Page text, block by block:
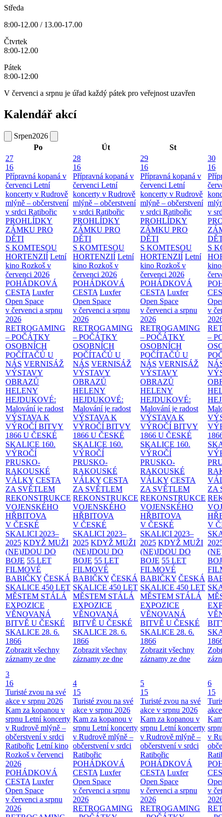
Středa
8:00-12.00 / 13.00-17.00
Čtvrtek
8:00-12.00
Pátek
8:00-12:00
V červenci a srpnu je úřad každý pátek pro veřejnost uzavřen
Kalendář akcí
Srpen2026
Po
Út
St
27
16
Přípravná kopaná v
červenci Letní
koncerty v Rudrově
mlýně – občerstvení
v srdci Ratibořic
PROHLÍDKY
ZÁMKU PRO
DĚTI
S KOMTESOU
HORTENZIÍ Letní
kino Rozkoš v
červenci 2026
POHÁDKOVÁ
CESTA Luxfer
Open Space
v červenci a srpnu
2026
RETROGAMING
– POČÁTKY
OSOBNÍCH
POČÍTAČŮ U
NÁS VERNISÁŽ
VÝSTAVY
OBRAZŮ
HELENY
HEJDUKOVÉ:
Malování je radost
VÝSTAVA K
VÝROČÍ BITVY
1866 U ČESKÉ
SKALICE 160.
VÝROČÍ
PRUSKO-
RAKOUSKÉ
VÁLKY CESTA
ZA SVĚTLEM
REKONSTRUKCE
VOJENSKÉHO
HŘBITOVA
V ČESKÉ
SKALICI 2023–
2025 KDYŽ MUŽI
(NE)JDOU DO
BOJE 55 LET
FILMOVÉ
BABIČKY ČESKÁ
SKALICE 450 LET
MĚSTEM STÁLÁ
EXPOZICE
VĚNOVANÁ
BITVĚ U ČESKÉ
SKALICE 28. 6.
1866
Zobrazit všechny
záznamy ze dne
28
16
Přípravná kopaná v
červenci Letní
koncerty v Rudrově
mlýně – občerstvení
v srdci Ratibořic
PROHLÍDKY
ZÁMKU PRO
DĚTI
S KOMTESOU
HORTENZIÍ Letní
kino Rozkoš v
červenci 2026
POHÁDKOVÁ
CESTA Luxfer
Open Space
v červenci a srpnu
2026
RETROGAMING
– POČÁTKY
OSOBNÍCH
POČÍTAČŮ U
NÁS VERNISÁŽ
VÝSTAVY
OBRAZŮ
HELENY
HEJDUKOVÉ:
Malování je radost
VÝSTAVA K
VÝROČÍ BITVY
1866 U ČESKÉ
SKALICE 160.
VÝROČÍ
PRUSKO-
RAKOUSKÉ
VÁLKY CESTA
ZA SVĚTLEM
REKONSTRUKCE
VOJENSKÉHO
HŘBITOVA
V ČESKÉ
SKALICI 2023–
2025 KDYŽ MUŽI
(NE)JDOU DO
BOJE 55 LET
FILMOVÉ
BABIČKY ČESKÁ
SKALICE 450 LET
MĚSTEM STÁLÁ
EXPOZICE
VĚNOVANÁ
BITVĚ U ČESKÉ
SKALICE 28. 6.
1866
Zobrazit všechny
záznamy ze dne
29
16
Přípravná kopaná v
červenci Letní
koncerty v Rudrově
mlýně – občerstvení
v srdci Ratibořic
PROHLÍDKY
ZÁMKU PRO
DĚTI
S KOMTESOU
HORTENZIÍ Letní
kino Rozkoš v
červenci 2026
POHÁDKOVÁ
CESTA Luxfer
Open Space
v červenci a srpnu
2026
RETROGAMING
– POČÁTKY
OSOBNÍCH
POČÍTAČŮ U
NÁS VERNISÁŽ
VÝSTAVY
OBRAZŮ
HELENY
HEJDUKOVÉ:
Malování je radost
VÝSTAVA K
VÝROČÍ BITVY
1866 U ČESKÉ
SKALICE 160.
VÝROČÍ
PRUSKO-
RAKOUSKÉ
VÁLKY CESTA
ZA SVĚTLEM
REKONSTRUKCE
VOJENSKÉHO
HŘBITOVA
V ČESKÉ
SKALICI 2023–
2025 KDYŽ MUŽI
(NE)JDOU DO
BOJE 55 LET
FILMOVÉ
BABIČKY ČESKÁ
SKALICE 450 LET
MĚSTEM STÁLÁ
EXPOZICE
VĚNOVANÁ
BITVĚ U ČESKÉ
SKALICE 28. 6.
1866
Zobrazit všechny
záznamy ze dne
30
16
v
S
v
–
ZA
V
3
16
Turisté zvou na své
akce v srpnu 2026
Kam za kopanou v
srpnu Letní koncerty
v Rudrově mlýně –
občerstvení v srdci
Ratibořic Letní kino
Rozkoš v červenci
2026
POHÁDKOVÁ
CESTA Luxfer
Open Space
v červenci a srpnu
2026
4
15
Turisté zvou na své
akce v srpnu 2026
Kam za kopanou v
srpnu Letní koncerty
v Rudrově mlýně –
občerstvení v srdci
Ratibořic
POHÁDKOVÁ
CESTA Luxfer
Open Space
v červenci a srpnu
2026
RETROGAMING
5
15
Turisté zvou na své
akce v srpnu 2026
Kam za kopanou v
srpnu Letní koncerty
v Rudrově mlýně –
občerstvení v srdci
Ratibořic
POHÁDKOVÁ
CESTA Luxfer
Open Space
v červenci a srpnu
2026
RETROGAMING
6
15
v
v